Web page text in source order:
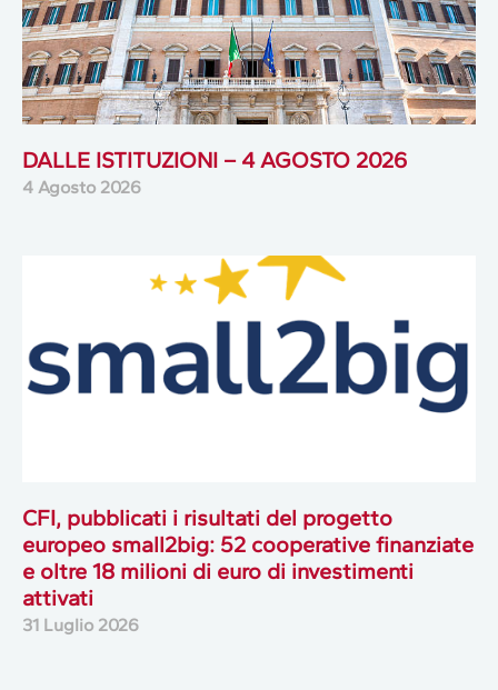
DALLE ISTITUZIONI – 4 AGOSTO 2026
4 Agosto 2026
CFI, pubblicati i risultati del progetto
europeo small2big: 52 cooperative finanziate
e oltre 18 milioni di euro di investimenti
attivati
31 Luglio 2026